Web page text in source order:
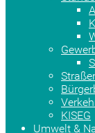
KISEG
Umwelt &